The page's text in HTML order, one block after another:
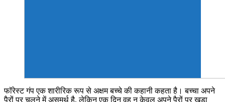
फॉरेस्ट गंप एक शारीरिक रूप से अक्षम बच्चे की कहानी कहता है। बच्चा अपने
पैरों पर चलने में असमर्थ है, लेकिन एक दिन वह न केवल अपने पैरों पर खड़ा